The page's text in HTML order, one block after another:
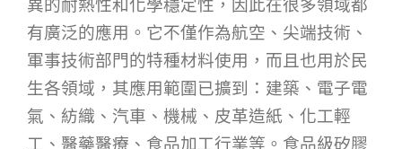
有廣泛的應用。它不僅作為航空、尖端技術、
軍事技術部門的特種材料使用，而且也用於民
生各領域，其應用範圍已擴到：建築、電子電
氣、紡織、汽車、機械、皮革造紙、化工輕
工、醫藥醫療、食品加工行業等。食品級矽膠